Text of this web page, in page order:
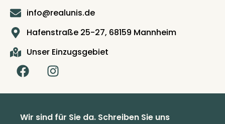
info@realunis.de
Hafenstraße 25-27, 68159 Mannheim
Unser Einzugsgebiet
Wir sind für Sie da. Schreiben Sie uns